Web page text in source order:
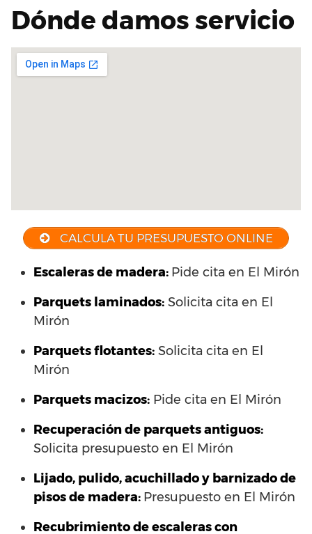
Dónde damos servicio
CALCULA TU PRESUPUESTO ONLINE
Escaleras de madera: Pide cita en El Mirón
Parquets laminados: Solicita cita en El
Mirón
Parquets flotantes: Solicita cita en El
Mirón
Parquets macizos: Pide cita en El Mirón
Recuperación de parquets antiguos:
Solicita presupuesto en El Mirón
Lijado, pulido, acuchillado y barnizado de
pisos de madera: Presupuesto en El Mirón
Recubrimiento de escaleras con